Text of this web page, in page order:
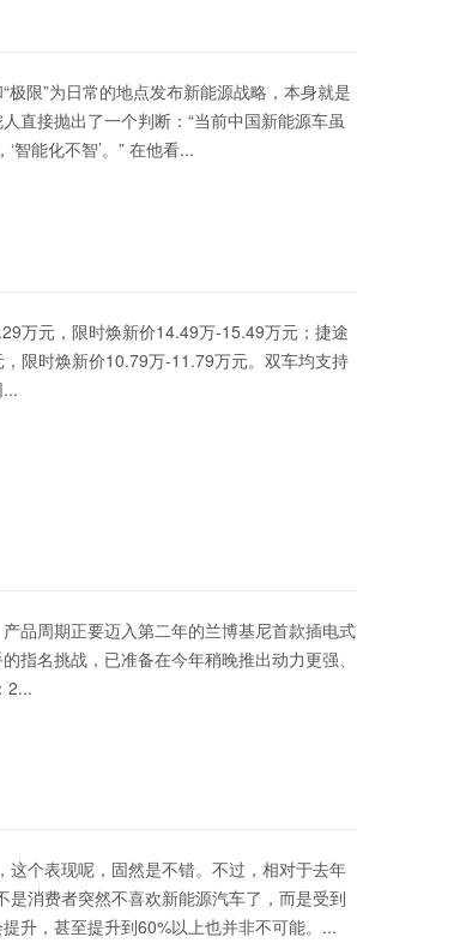
限”为日常的地点发布新能源战略，本身就是
直接抛出了一个判断：“当前中国新能源车虽
能化不智’。” 在他看...
万元，限时焕新价14.49万-15.49万元；捷途
限时焕新价10.79万-11.79万元。双车均支持
品周期正要迈入第二年的兰博基尼首款插电式
指名挑战，已准备在今年稍晚推出动力更强、
2...
个表现呢，固然是不错。不过，相对于去年
消费者突然不喜欢新能源汽车了，而是受到
升，甚至提升到60%以上也并非不可能。...